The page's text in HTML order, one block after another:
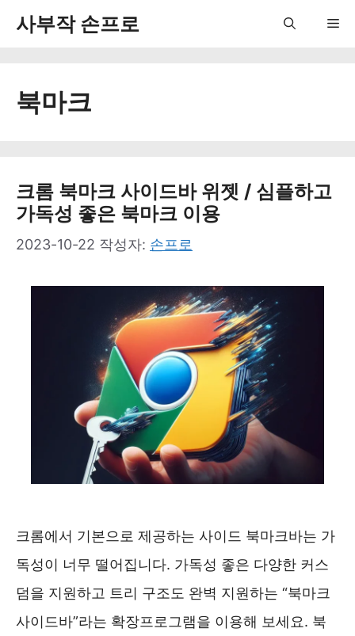
사부작 손프로
북마크
크롬 북마크 사이드바 위젯 / 심플하고
가독성 좋은 북마크 이용
2023-10-22 작성자: 손프로
크롬에서 기본으로 제공하는 사이드 북마크바는 가
독성이 너무 떨어집니다. 가독성 좋은 다양한 커스
덤을 지원하고 트리 구조도 완벽 지원하는 “북마크
사이드바”라는 확장프로그램을 이용해 보세요. 북